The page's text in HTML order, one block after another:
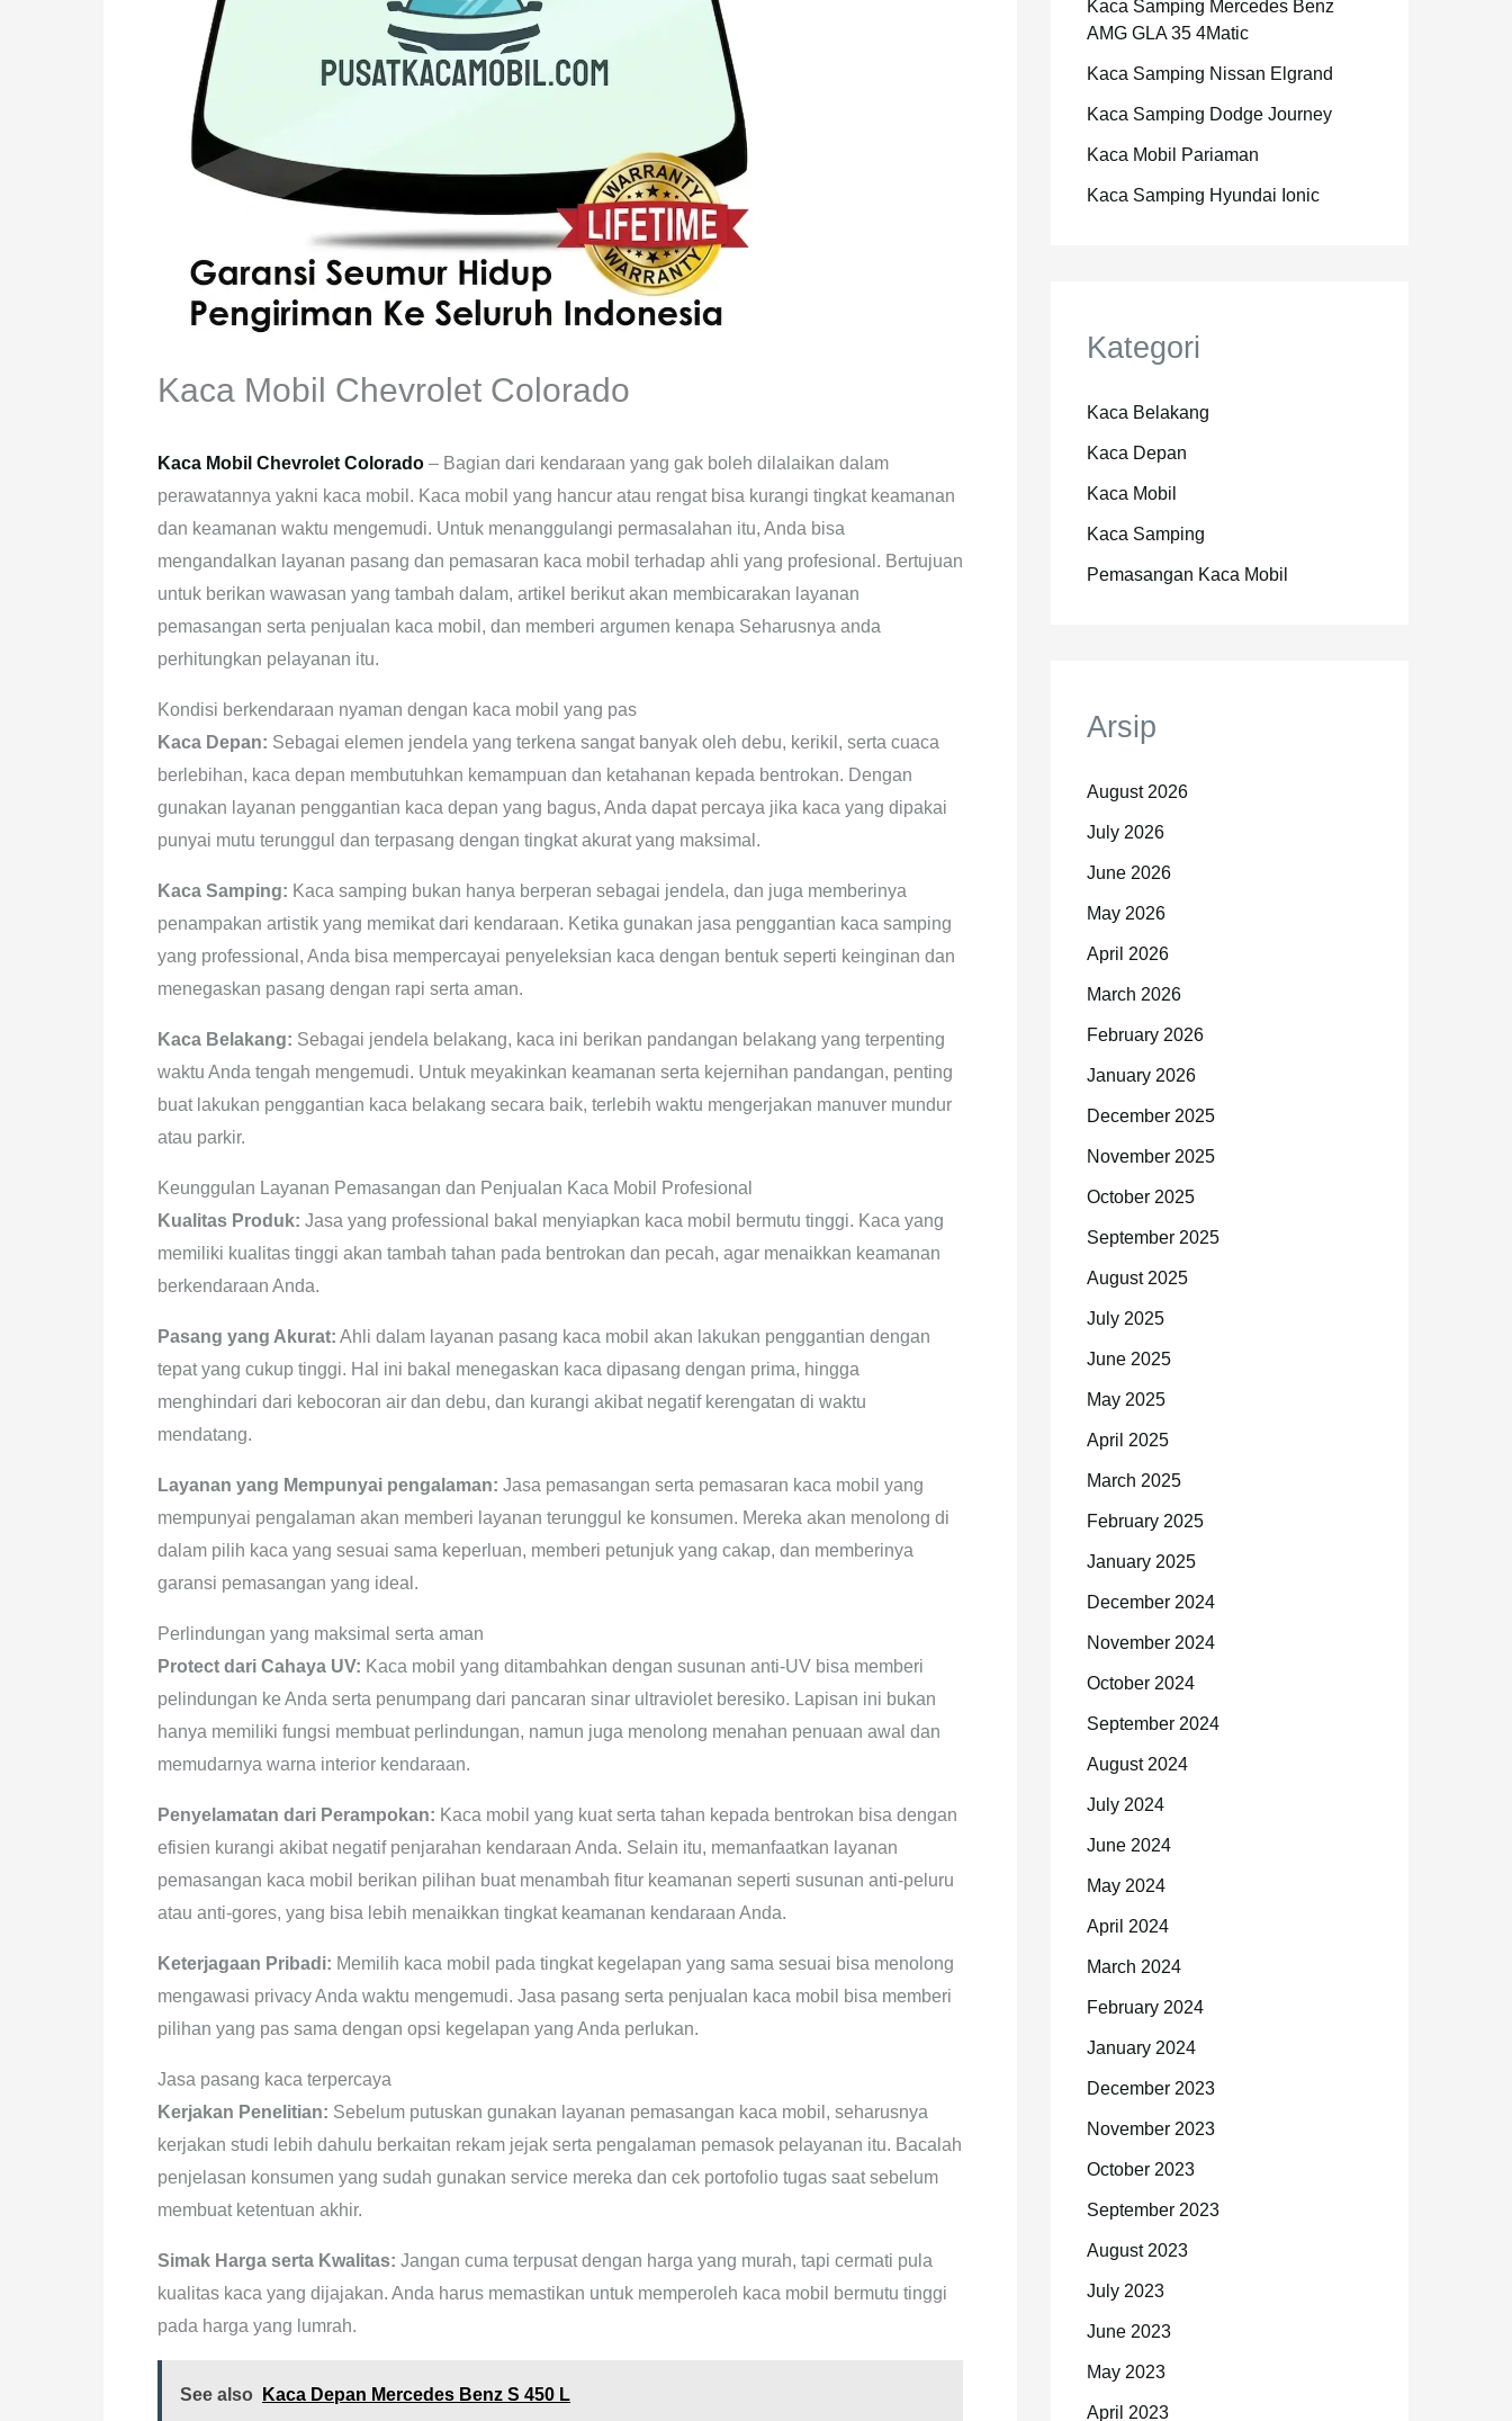
Kaca Mobil Chevrolet Colorado
Kaca Mobil Chevrolet Colorado – Bagian dari kendaraan yang gak boleh dilalaikan dalam
perawatannya yakni kaca mobil. Kaca mobil yang hancur atau rengat bisa kurangi tingkat keamanan
dan keamanan waktu mengemudi. Untuk menanggulangi permasalahan itu, Anda bisa
mengandalkan layanan pasang dan pemasaran kaca mobil terhadap ahli yang profesional. Bertujuan
untuk berikan wawasan yang tambah dalam, artikel berikut akan membicarakan layanan
pemasangan serta penjualan kaca mobil, dan memberi argumen kenapa Seharusnya anda
perhitungkan pelayanan itu.
Kondisi berkendaraan nyaman dengan kaca mobil yang pas
Kaca Depan: Sebagai elemen jendela yang terkena sangat banyak oleh debu, kerikil, serta cuaca
berlebihan, kaca depan membutuhkan kemampuan dan ketahanan kepada bentrokan. Dengan
gunakan layanan penggantian kaca depan yang bagus, Anda dapat percaya jika kaca yang dipakai
punyai mutu terunggul dan terpasang dengan tingkat akurat yang maksimal.
Kaca Samping: Kaca samping bukan hanya berperan sebagai jendela, dan juga memberinya
penampakan artistik yang memikat dari kendaraan. Ketika gunakan jasa penggantian kaca samping
yang professional, Anda bisa mempercayai penyeleksian kaca dengan bentuk seperti keinginan dan
menegaskan pasang dengan rapi serta aman.
Kaca Belakang: Sebagai jendela belakang, kaca ini berikan pandangan belakang yang terpenting
waktu Anda tengah mengemudi. Untuk meyakinkan keamanan serta kejernihan pandangan, penting
buat lakukan penggantian kaca belakang secara baik, terlebih waktu mengerjakan manuver mundur
atau parkir.
Keunggulan Layanan Pemasangan dan Penjualan Kaca Mobil Profesional
Kualitas Produk: Jasa yang professional bakal menyiapkan kaca mobil bermutu tinggi. Kaca yang
memiliki kualitas tinggi akan tambah tahan pada bentrokan dan pecah, agar menaikkan keamanan
berkendaraan Anda.
Pasang yang Akurat: Ahli dalam layanan pasang kaca mobil akan lakukan penggantian dengan
tepat yang cukup tinggi. Hal ini bakal menegaskan kaca dipasang dengan prima, hingga
menghindari dari kebocoran air dan debu, dan kurangi akibat negatif kerengatan di waktu
mendatang.
Layanan yang Mempunyai pengalaman: Jasa pemasangan serta pemasaran kaca mobil yang
mempunyai pengalaman akan memberi layanan terunggul ke konsumen. Mereka akan menolong di
dalam pilih kaca yang sesuai sama keperluan, memberi petunjuk yang cakap, dan memberinya
garansi pemasangan yang ideal.
Perlindungan yang maksimal serta aman
Protect dari Cahaya UV: Kaca mobil yang ditambahkan dengan susunan anti-UV bisa memberi
pelindungan ke Anda serta penumpang dari pancaran sinar ultraviolet beresiko. Lapisan ini bukan
hanya memiliki fungsi membuat perlindungan, namun juga menolong menahan penuaan awal dan
memudarnya warna interior kendaraan.
Penyelamatan dari Perampokan: Kaca mobil yang kuat serta tahan kepada bentrokan bisa dengan
efisien kurangi akibat negatif penjarahan kendaraan Anda. Selain itu, memanfaatkan layanan
pemasangan kaca mobil berikan pilihan buat menambah fitur keamanan seperti susunan anti-peluru
atau anti-gores, yang bisa lebih menaikkan tingkat keamanan kendaraan Anda.
Keterjagaan Pribadi: Memilih kaca mobil pada tingkat kegelapan yang sama sesuai bisa menolong
mengawasi privacy Anda waktu mengemudi. Jasa pasang serta penjualan kaca mobil bisa memberi
pilihan yang pas sama dengan opsi kegelapan yang Anda perlukan.
Jasa pasang kaca terpercaya
Kerjakan Penelitian: Sebelum putuskan gunakan layanan pemasangan kaca mobil, seharusnya
kerjakan studi lebih dahulu berkaitan rekam jejak serta pengalaman pemasok pelayanan itu. Bacalah
penjelasan konsumen yang sudah gunakan service mereka dan cek portofolio tugas saat sebelum
membuat ketentuan akhir.
Simak Harga serta Kwalitas: Jangan cuma terpusat dengan harga yang murah, tapi cermati pula
kualitas kaca yang dijajakan. Anda harus memastikan untuk memperoleh kaca mobil bermutu tinggi
pada harga yang lumrah.
See also Kaca Depan Mercedes Benz S 450 L
Kaca Samping Mercedes Benz
AMG GLA 35 4Matic
Kaca Samping Nissan Elgrand
Kaca Samping Dodge Journey
Kaca Mobil Pariaman
Kaca Samping Hyundai Ionic
Kategori
Kaca Belakang
Kaca Depan
Kaca Mobil
Kaca Samping
Pemasangan Kaca Mobil
Arsip
August 2026
July 2026
June 2026
May 2026
April 2026
March 2026
February 2026
January 2026
December 2025
November 2025
October 2025
September 2025
August 2025
July 2025
June 2025
May 2025
April 2025
March 2025
February 2025
January 2025
December 2024
November 2024
October 2024
September 2024
August 2024
July 2024
June 2024
May 2024
April 2024
March 2024
February 2024
January 2024
December 2023
November 2023
October 2023
September 2023
August 2023
July 2023
June 2023
May 2023
April 2023